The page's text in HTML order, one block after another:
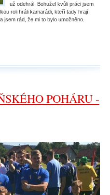
už odehrál. Bohužel kvůli práci jsem
roli hráli kamarádi, kteří tady hrají.
jsem rád, že mi to bylo umožněno.
POHÁRU -